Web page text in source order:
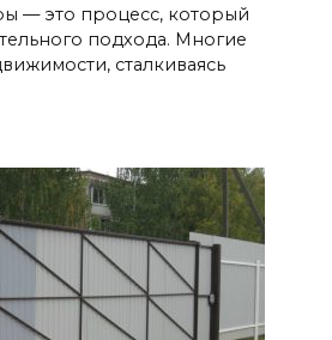
— это процесс, который
подхода. Многие
сталкиваясь